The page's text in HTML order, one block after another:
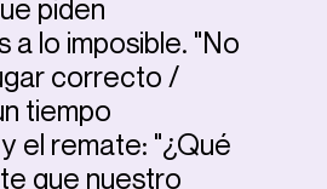
piden
a lo imposible. "No
correcto /
tiempo
el remate: "¿Qué
que nuestro